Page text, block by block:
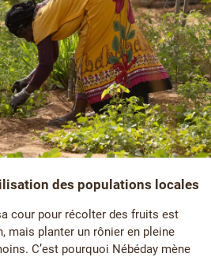
des populations locales
cour pour récolter des fruits est
mais planter un rônier en pleine
C’est pourquoi Nébéday mène